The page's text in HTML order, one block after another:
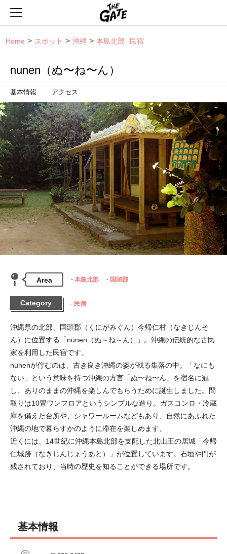
Home スポット 沖縄 本島北部 民宿
nunen（ぬ〜ね〜ん）
基本情報 アクセス
Area 本島北部 国頭郡
Category 民宿
沖縄県の北部、国頭郡（くにがみぐん）今帰仁村（なきじんそ
ん）に位置する「nunen（ぬ～ね～ん）」。沖縄の伝統的な古民
家を利用した民宿です。
nunenが佇むのは、古き良き沖縄の姿が残る集落の中。「なにも
ない」という意味を持つ沖縄の方言「ぬ〜ね〜ん」を宿名に冠
し、ありのままの沖縄を楽しんでもらうために誕生しました。間
取りは10畳ワンフロアというシンプルな造り。ガスコンロ・冷蔵
庫を備えた台所や、シャワールームなどもあり、自然にあふれた
沖縄の地で暮らすかのように滞在を楽しめます。
近くには、14世紀に沖縄本島北部を支配した北山王の居城「今帰
仁城跡（なきじんじょうあと）」が位置しています。石垣や門が
残されており、当時の歴史を知ることができる場所です。
基本情報